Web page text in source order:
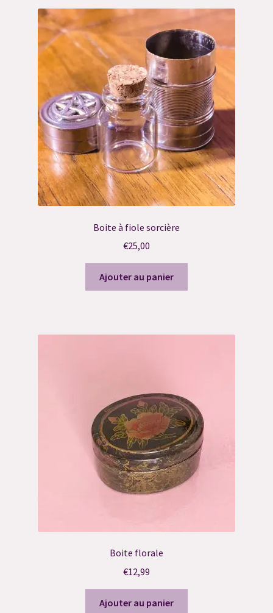
Boite à fiole sorcière
€25,00
Ajouter au panier
Boite florale
€12,99
Ajouter au panier